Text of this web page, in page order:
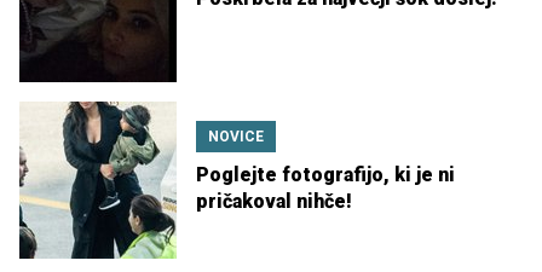
NOVICE
Poglejte fotografijo, ki je ni
pričakoval nihče!